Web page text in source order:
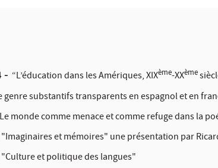
- “L’éducation dans les Amériques, XIXème-XXème
genre substantifs transparents en espagnol et en
Le monde comme menace et comme refuge dans la
"Imaginaires et mémoires" une présentation par
"Culture et politique des langues"